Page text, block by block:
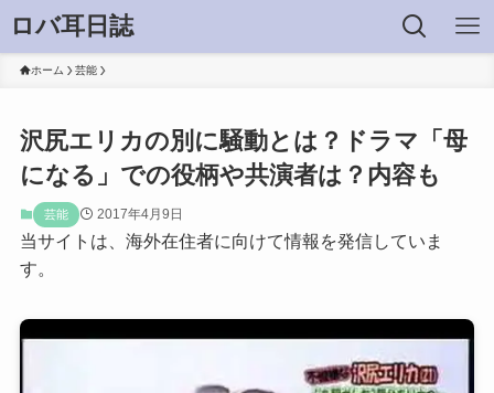
ロバ耳日誌
ホーム 芸能
沢尻エリカの別に騒動とは？ドラマ「母
になる」での役柄や共演者は？内容も
芸能 2017年4月9日
当サイトは、海外在住者に向けて情報を発信していま
す。